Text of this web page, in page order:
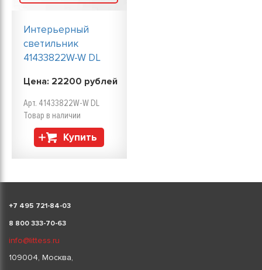
Интерьерный
светильник
41433822W-W DL
Цена: 22200 рублей
Арт. 41433822W-W DL
Товар в наличии
Купить
+7 495 721-84-03
8 800 333-70-63
info@littess.ru
109004, Москва,